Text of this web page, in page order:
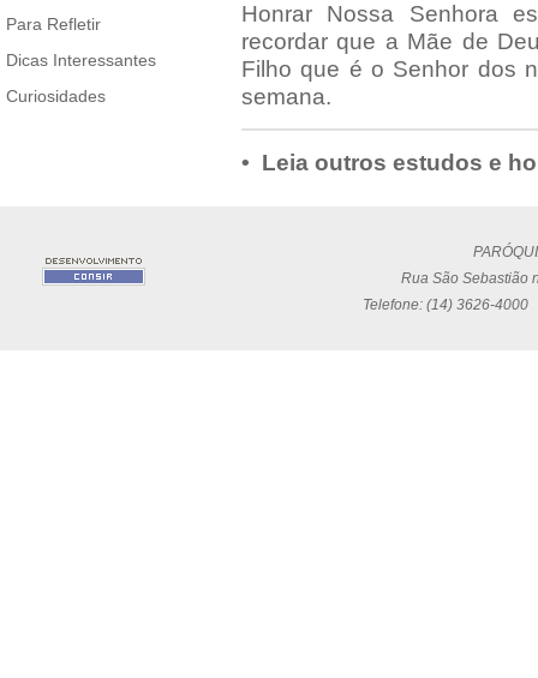
Para Refletir
Dicas Interessantes
Curiosidades
Honrar Nossa Senhora
recordar que a Mãe de
Filho que é o Senhor dos
semana.
• Leia outros estudos e
Rua São Sebastião
Telefone: (14) 3626-